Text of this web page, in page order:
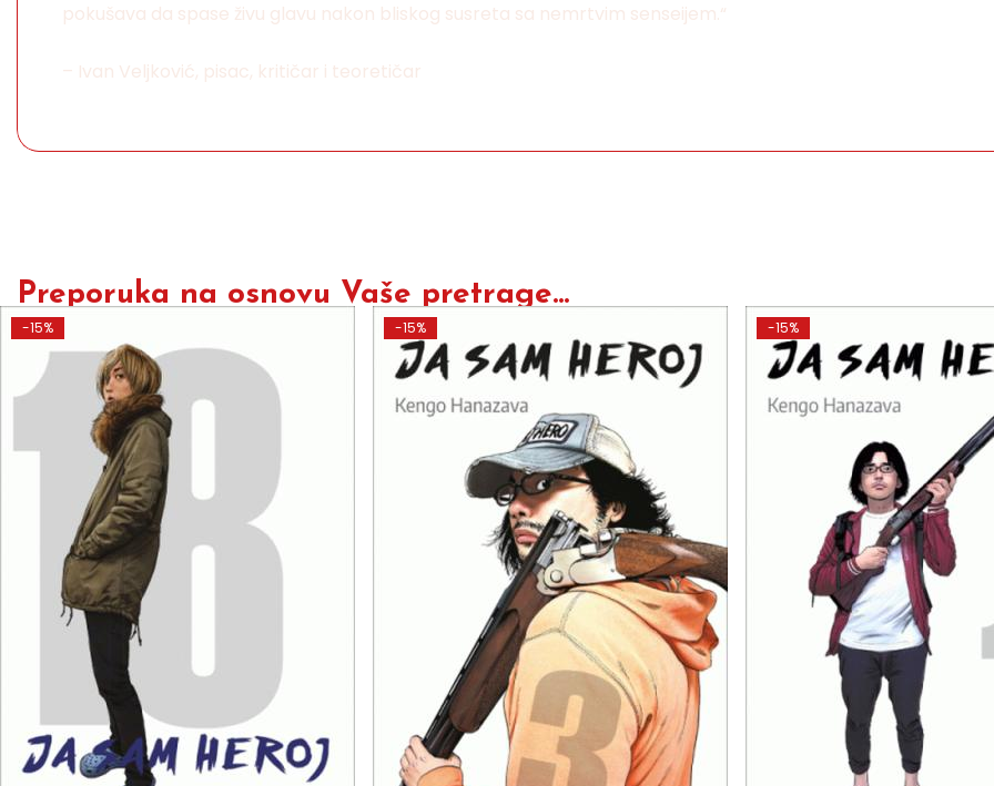
pokušava da spase živu glavu nakon bliskog susreta sa nemrtvim senseijem.“
– Ivan Veljković, pisac, kritičar i teoretičar
Preporuka na osnovu Vaše pretrage...
-15% -15% -15%